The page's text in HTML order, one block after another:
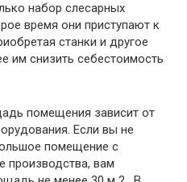
набор слесарных
время они приступают к
станки и другое
им снизить себестоимость
помещения зависит от
Если вы не
помещение с
производства, вам